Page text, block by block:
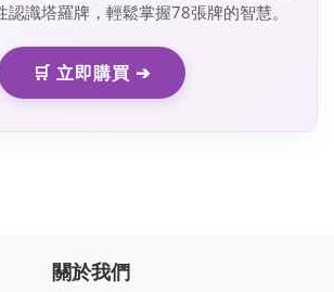
識塔羅牌，輕鬆掌握78張牌的智慧。
🛒 立即購買 ➔
關於我們